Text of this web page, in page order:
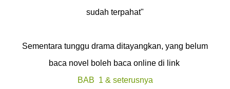
sudah terpahat"
Sementara tunggu drama ditayangkan, yang belum
baca novel boleh baca online di link
BAB 1 & seterusnya